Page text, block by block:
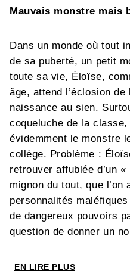
Mauvais monstre mais
Dans un monde où tout
de sa puberté, un petit
toute sa vie, Éloïse,
âge, attend l’éclosion
naissance au sien.
coqueluche de la classe,
évidemment le monstre
collège. Problème :
retrouver affublée d’un
mignon du tout, que l’on
personnalités
de dangereux pouvoirs
question de donner un
autres ! Déjà en marge
EN LIRE PLUS